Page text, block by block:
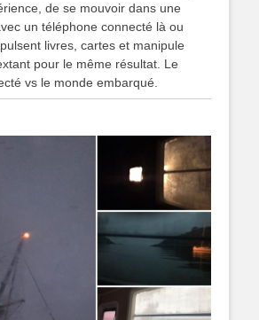
de se mouvoir dans une
un téléphone connecté là ou
livres, cartes et manipule
pour le même résultat. Le
vs le monde embarqué.